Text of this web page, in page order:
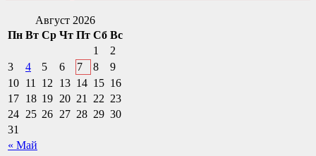
Август 2026
Пн Вт Ср Чт Пт Сб Вс
« Май
1
2
3
4 5 6 7 8
9
10 11 12 13 14 15 16
17 18 19 20 21 22 23
24 25 26 27 28 29 30
31